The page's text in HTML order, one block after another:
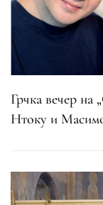
Грчка вечер на
Нтоку и